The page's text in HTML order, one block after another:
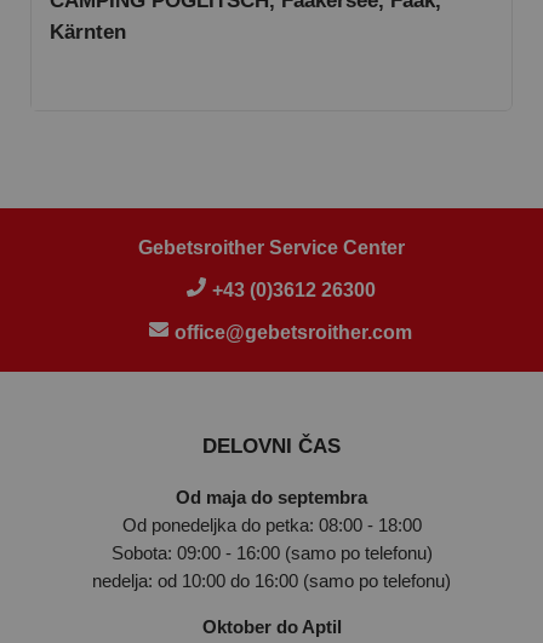
Kärnten
Gebetsroither Service Center
+43 (0)3612 26300
office@gebetsroither.com
DELOVNI ČAS
Od maja do septembra
Od ponedeljka do petka: 08:00 - 18:00
Sobota: 09:00 - 16:00 (samo po telefonu)
nedelja: od 10:00 do 16:00 (samo po telefonu)
Oktober do Aptil